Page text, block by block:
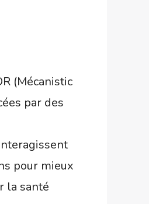
(Mécanistic
par des
pour mieux
la santé